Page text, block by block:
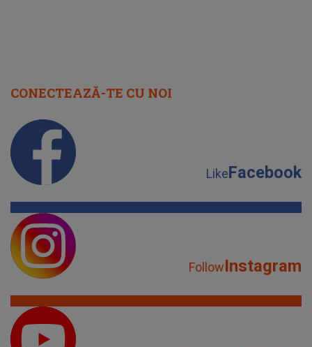
CONECTEAZĂ-TE CU NOI
LikeFacebook
FollowInstagram